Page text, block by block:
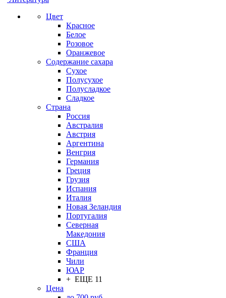
Цвет
Красное
Белое
Розовое
Оранжевое
Содержание сахара
Сухое
Полусухое
Полусладкое
Сладкое
Страна
Россия
Австралия
Австрия
Аргентина
Венгрия
Германия
Греция
Грузия
Испания
Италия
Новая Зеландия
Португалия
Северная
Македония
США
Франция
Чили
ЮАР
+ ЕЩЕ 11
Цена